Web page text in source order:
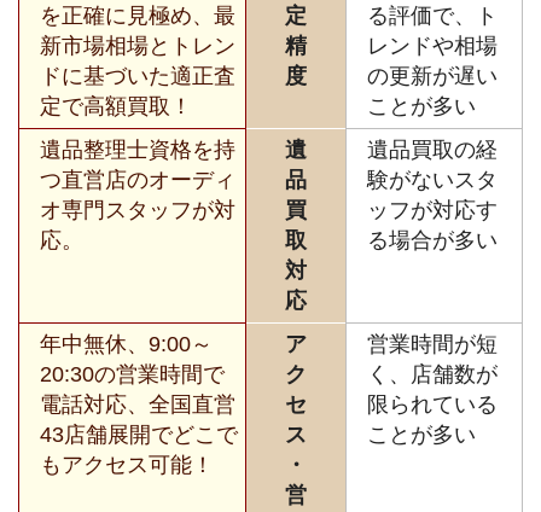
を正確に見極め、最
新市場相場とトレン
ドに基づいた適正査
定で高額買取！
定
精
度
る評価で、ト
レンドや相場
の更新が遅い
ことが多い
遺品整理士資格を持
つ直営店のオーディ
オ専門スタッフが対
応。
遺
品
買
取
対
応
遺品買取の経
験がないスタ
ッフが対応す
る場合が多い
年中無休、9:00～
20:30の営業時間で
電話対応、全国直営
43店舗展開でどこで
もアクセス可能！
ア
ク
セ
ス
・
営
営業時間が短
く、店舗数が
限られている
ことが多い